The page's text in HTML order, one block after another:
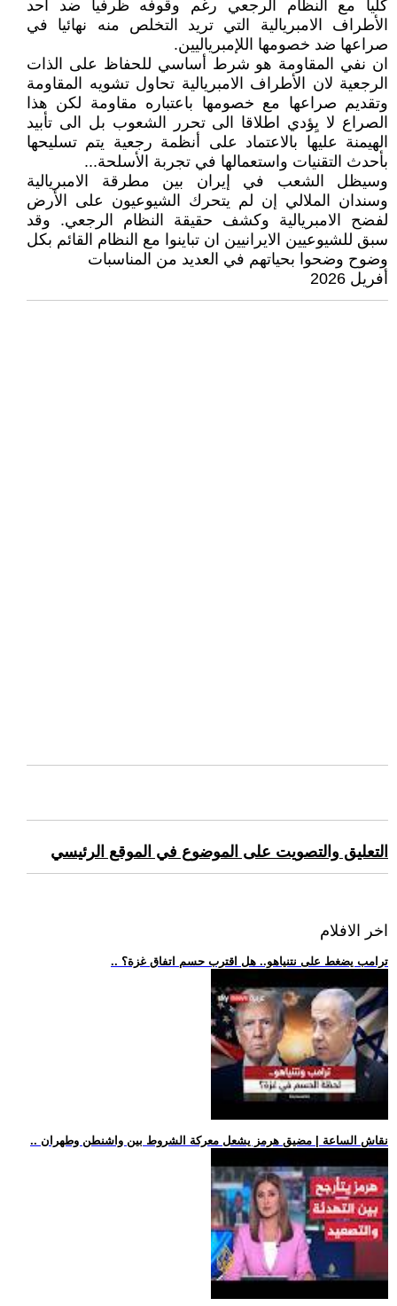
كليا مع النظام الرجعي رغم وقوفه ظرفيا ضد أحد
الأطراف الامبريالية التي تريد التخلص منه نهائيا في
صراعها ضد خصومها اللإمبرياليين.
ان نفي المقاومة هو شرط أساسي للحفاظ على الذات
الرجعية لان الأطراف الامبريالية تحاول تشويه المقاومة
وتقديم صراعها مع خصومها باعتباره مقاومة لكن هذا
الصراع لا يِؤدي اطلاقا الى تحرر الشعوب بل الى تأبيد
الهيمنة عليها بالاعتماد على أنظمة رجعية يتم تسليحها
بأحدث التقنيات واستعمالها في تجربة الأسلحة...
وسيظل الشعب في إيران بين مطرقة الامبريالية
وسندان الملالي إن لم يتحرك الشيوعيون على الأرض
لفضح الامبريالية وكشف حقيقة النظام الرجعي. وقد
سبق للشيوعيين الايرانيين ان تباينوا مع النظام القائم بكل
وضوح وضحوا بحياتهم في العديد من المناسبات
أفريل 2026
التعليق والتصويت على الموضوع في الموقع الرئيسي
اخر الافلام
.. ترامب يضغط على نتنياهو.. هل اقترب حسم اتفاق غزة؟
.. نقاش الساعة | مضيق هرمز يشعل معركة الشروط بين واشنطن وطهران